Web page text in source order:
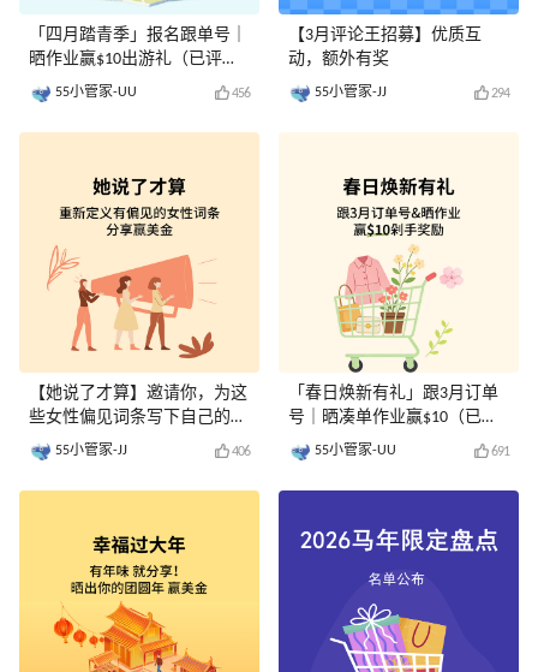
「四月踏青季」报名跟单号｜
晒作业赢$10出游礼（已评
奖）55小管家-UU 456
【她说了才算】邀请你，为这
些女性偏见词条写下自己的注
释！55小管家-JJ 406
【3月评论王招募】优质互
动，额外有奖
55小管家-JJ 294
「春日焕新有礼」跟3月订单
号｜晒凑单作业赢$10（已评
奖）55小管家-UU 691